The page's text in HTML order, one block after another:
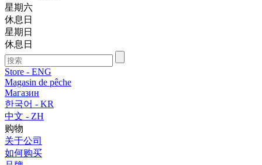
星期六
休息日
星期日
休息日
Store - ENG
Magasin de pêche
Магазин
한국어 - KR
中文 - ZH
购物
关于公司
如何购买